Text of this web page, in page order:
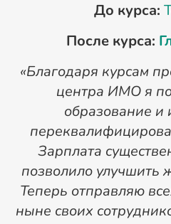
До курса:
После курса:
«Благодаря курсам
центра ИМО я
образование и
Зарплата
позволило улучшить
Теперь отправляю
ныне своих